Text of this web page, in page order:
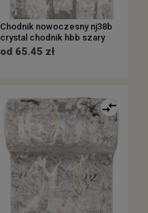
Chodnik nowoczesny nj38b
crystal chodnik hbb szary
od 65.45 zł